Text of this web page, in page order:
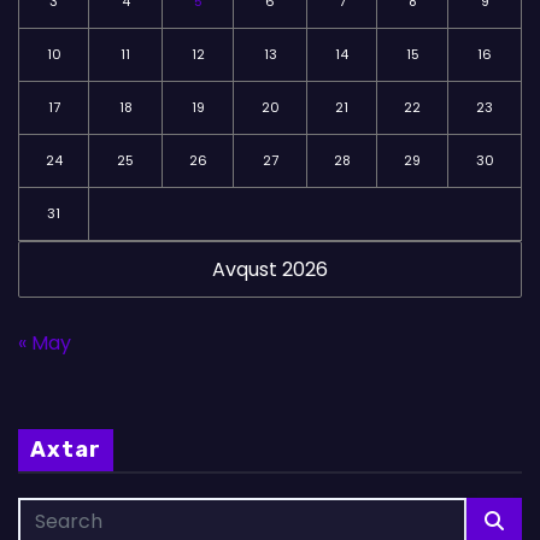
Avqust 2026
10 11 12 13 14 15 16
17 18 19 20 21 22 23
24 25 26 27 28 29 30
31
« May
Axtar